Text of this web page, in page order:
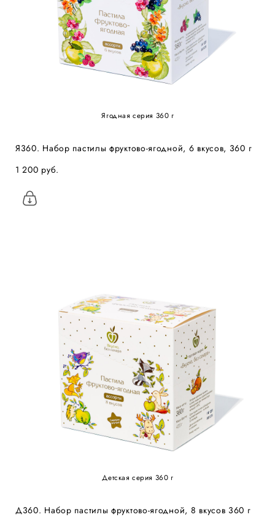
Ягодная серия 360 г
Я360. Набор пастилы фруктово-ягодной, 6 вкусов, 360 г
1 200 pуб.
Детская серия 360 г
Д360. Набор пастилы фруктово-ягодной, 8 вкусов 360 г